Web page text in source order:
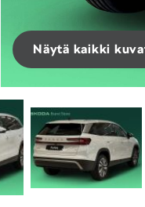
Näytä kaikki